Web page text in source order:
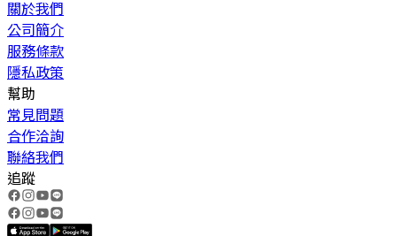
關於我們
公司簡介
服務條款
隱私政策
幫助
常見問題
合作洽詢
聯絡我們
追蹤